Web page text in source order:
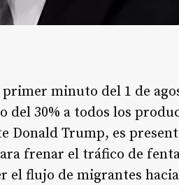
minuto del 1 de
del 30% a todos los
Donald Trump, es
frenar el tráfico de
el flujo de migrantes